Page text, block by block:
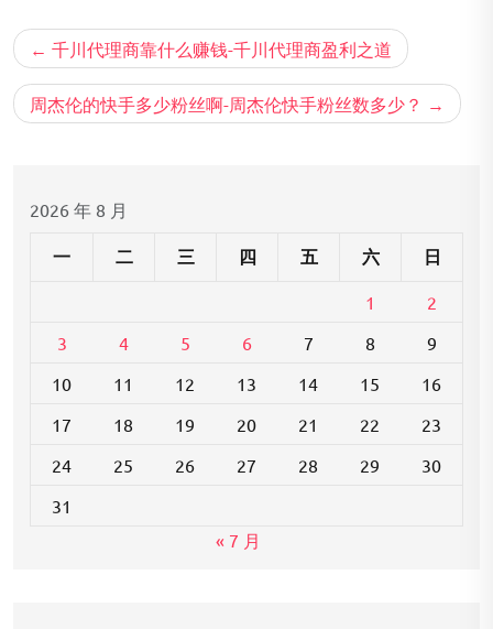
文
章
导
千川代理商靠什么赚钱-千川代理商盈利之道
周杰伦的快手多少粉丝啊-周杰伦快手粉丝数多少？
2026 年 8 月
一 二 三 四 五 六 日
1
2
3
4 5 6 7 8
9
10
11 12 13 14 15
16
17
18 19 20 21 22
23
24
25 26 27 28 29
30
31
« 7 月